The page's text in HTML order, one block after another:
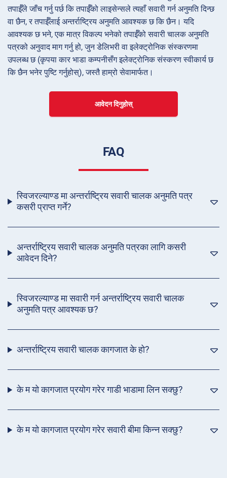
तपाईँले जाँच गर्नु पर्छ कि तपाईँको लाइसेन्सले त्यहाँ सवारी गर्न अनुमति दिन्छ
वा छैन, र तपाईँलाई अन्तर्राष्ट्रिय अनुमति आवश्यक छ कि छैन। यदि
आवश्यक छ भने, एक मात्र विकल्प भनेको तपाईँको सवारी चालक अनुमति
पत्रको अनुवाद माग गर्नु हो, जुन डेलिभरी वा इलेक्ट्रोनिक संस्करणमा
उपलब्ध छ (कृपया कार भाडा कम्पनीसँग इलेक्ट्रोनिक संस्करण स्वीकार्य छ
कि छैन भनेर पुष्टि गर्नुहोस्), जस्तै हाम्रो सेवामार्फत।
आवेदन दिनुहोस्
FAQ
स्विजरल्याण्ड मा अन्तर्राष्ट्रिय सवारी चालक अनुमति पत्र
कसरी प्राप्त गर्ने?
अन्तर्राष्ट्रिय सवारी चालक अनुमति पत्रका लागि कसरी
आवेदन दिने?
स्विजरल्याण्ड मा सवारी गर्न अन्तर्राष्ट्रिय सवारी चालक
अनुमति पत्र आवश्यक छ?
अन्तर्राष्ट्रिय सवारी चालक कागजात के हो?
के म यो कागजात प्रयोग गरेर गाडी भाडामा लिन सक्छु?
के म यो कागजात प्रयोग गरेर सवारी बीमा किन्न सक्छु?